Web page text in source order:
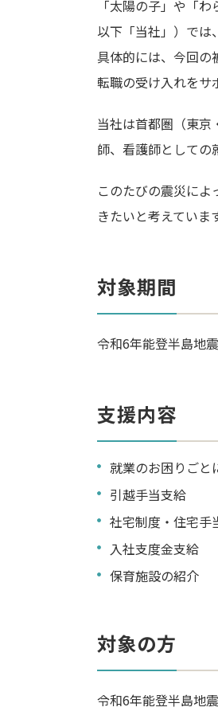
「太陽の子」や「
以下「当社」）では
具体的には、今回の
転職の受け入れをサ
当社は首都圏（東
師、看護師としての
このたびの震災に
きたいと考えていま
対象期間
令和6年能登半島地
支援内容
就業のお困りごと
引越手当支給
社宅制度・住宅
入社支度金支給
保育施設の紹介
対象の方
令和6年能登半島地